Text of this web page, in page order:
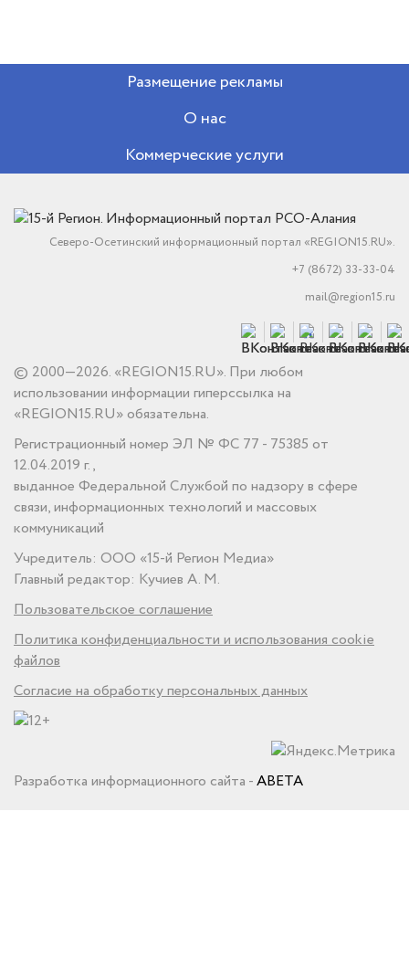
Размещение рекламы
О нас
Коммерческие услуги
Северо-Осетинский информационный портал «REGION15.RU».
+7 (8672) 33-33-04
mail@region15.ru
© 2000—2026. «REGION15.RU». При любом
использовании информации гиперссылка на
«REGION15.RU» обязательна.
Регистрационный номер ЭЛ № ФС 77 - 75385 от
12.04.2019 г.,
выданное Федеральной Службой по надзору в сфере
связи, информационных технологий и массовых
коммуникаций
Учредитель: ООО «15-й Регион Медиа»
Главный редактор: Кучиев А. М.
Пользовательское соглашение
Политика конфиденциальности и использования cookie
файлов
Согласие на обработку персональных данных
Разработка информационного сайта -ABETA